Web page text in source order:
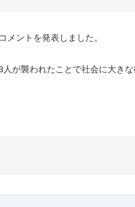
ントを発表しました。
が襲われたことで社会に大き